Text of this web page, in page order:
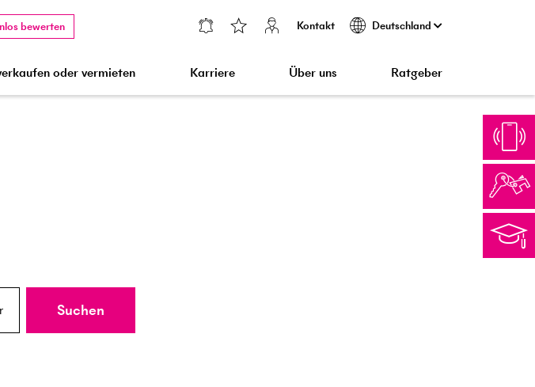
bewerten Kontakt Deutschland
oder vermieten Karriere Über uns Ratgeber
Suchen